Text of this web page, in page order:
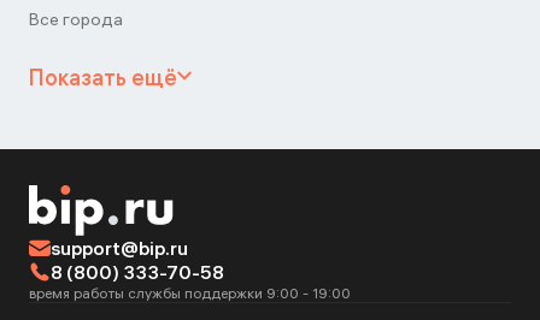
Все города
Показать ещё
support@bip.ru
8 (800) 333-70-58
время работы службы поддержки 9:00 - 19:00